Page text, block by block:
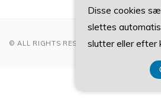
© ALL RIGHTS RESERVED 2022
Disse cookies
slettes
slutter eller efter